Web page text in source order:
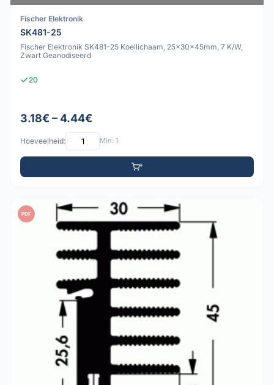
Fischer Elektronik
SK481-25
Fischer Elektronik SK481-25 Koellichaam, 25x30x45mm, 7 K/W,
Zwart Geanodiseerd
20
3.18€ – 4.44€
Hoeveelheid: Min: 1
PDF